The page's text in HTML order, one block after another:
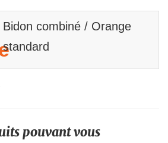
Bidon combiné / Orange
standard
pouvant vous